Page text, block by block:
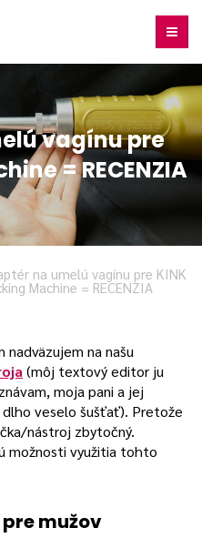
vagínu pre
= RECENZIA
na umelú vagínu pre KINK
Machine = RECENZIA
na našu
(môj textový editor ju
moja pani a jej
veselo šušťať). Pretože
nástroj zbytočný.
možnosti využitia tohto
mužov